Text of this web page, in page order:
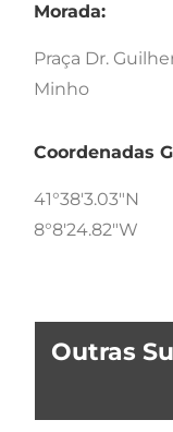
Morada:
Praça Dr.
Minho
Coordenadas
41°38'3.03"N
8°8'24.82"W
Outras